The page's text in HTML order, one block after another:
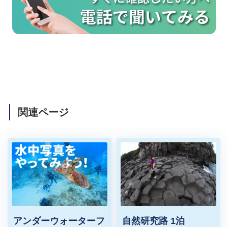
関連ページ
アンダーウォーターフ
自然研究路 1泊